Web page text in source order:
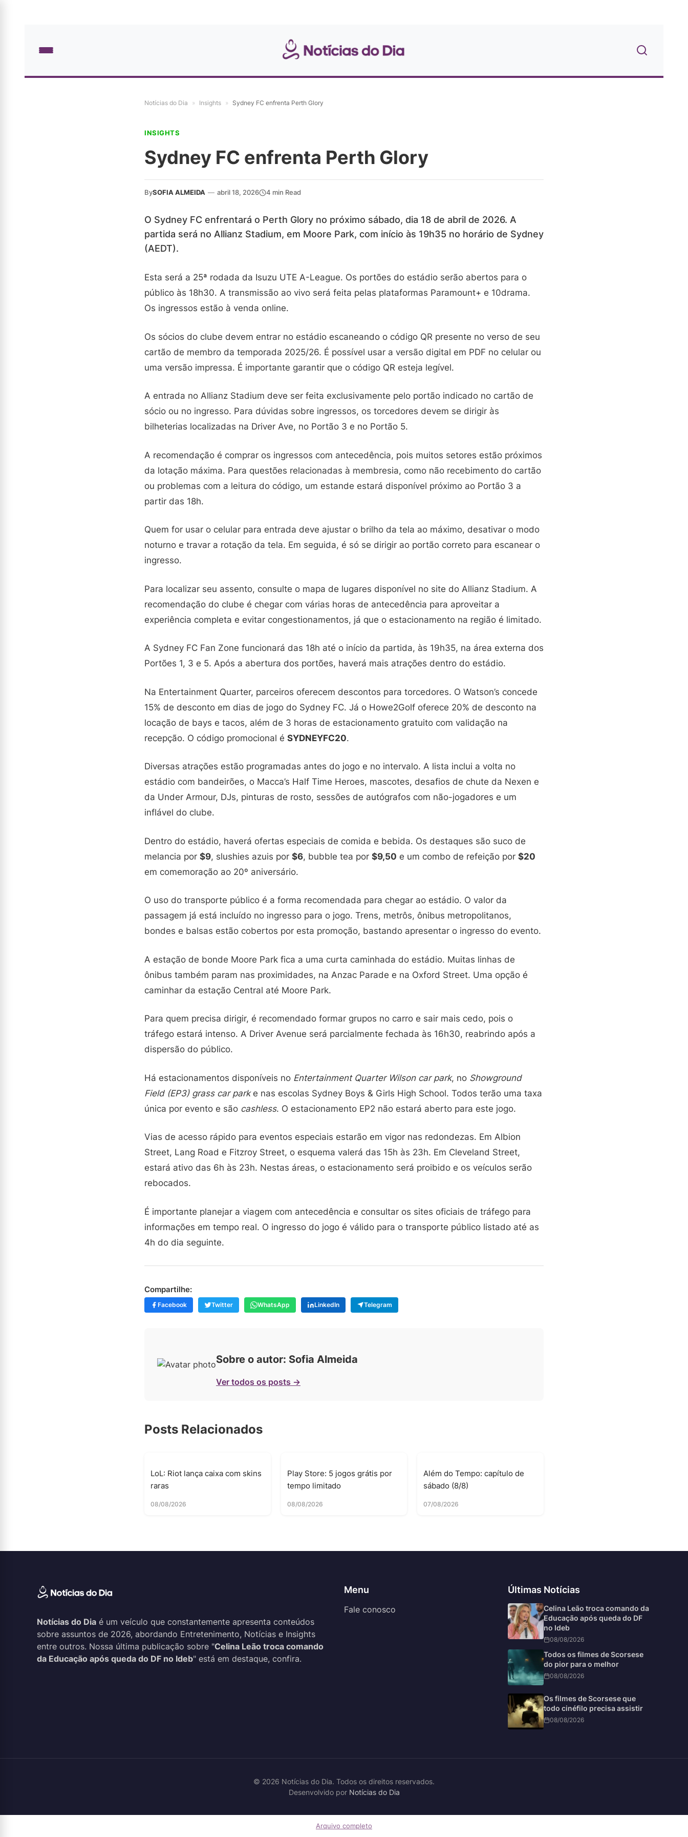
Notícias do Dia » Insights » Sydney FC enfrenta Perth Glory
INSIGHTS
Sydney FC enfrenta Perth Glory
BySOFIA ALMEIDA — abril 18, 2026 4 min Read
O Sydney FC enfrentará o Perth Glory no próximo sábado, dia 18 de abril de 2026. A
partida será no Allianz Stadium, em Moore Park, com início às 19h35 no horário de Sydney
(AEDT).
Esta será a 25ª rodada da Isuzu UTE A-League. Os portões do estádio serão abertos para o
público às 18h30. A transmissão ao vivo será feita pelas plataformas Paramount+ e 10drama.
Os ingressos estão à venda online.
Os sócios do clube devem entrar no estádio escaneando o código QR presente no verso de seu
cartão de membro da temporada 2025/26. É possível usar a versão digital em PDF no celular ou
uma versão impressa. É importante garantir que o código QR esteja legível.
A entrada no Allianz Stadium deve ser feita exclusivamente pelo portão indicado no cartão de
sócio ou no ingresso. Para dúvidas sobre ingressos, os torcedores devem se dirigir às
bilheterias localizadas na Driver Ave, no Portão 3 e no Portão 5.
A recomendação é comprar os ingressos com antecedência, pois muitos setores estão próximos
da lotação máxima. Para questões relacionadas à membresia, como não recebimento do cartão
ou problemas com a leitura do código, um estande estará disponível próximo ao Portão 3 a
partir das 18h.
Quem for usar o celular para entrada deve ajustar o brilho da tela ao máximo, desativar o modo
noturno e travar a rotação da tela. Em seguida, é só se dirigir ao portão correto para escanear o
ingresso.
Para localizar seu assento, consulte o mapa de lugares disponível no site do Allianz Stadium. A
recomendação do clube é chegar com várias horas de antecedência para aproveitar a
experiência completa e evitar congestionamentos, já que o estacionamento na região é limitado.
A Sydney FC Fan Zone funcionará das 18h até o início da partida, às 19h35, na área externa dos
Portões 1, 3 e 5. Após a abertura dos portões, haverá mais atrações dentro do estádio.
Na Entertainment Quarter, parceiros oferecem descontos para torcedores. O Watson’s concede
15% de desconto em dias de jogo do Sydney FC. Já o Howe2Golf oferece 20% de desconto na
locação de bays e tacos, além de 3 horas de estacionamento gratuito com validação na
recepção. O código promocional é SYDNEYFC20.
Diversas atrações estão programadas antes do jogo e no intervalo. A lista inclui a volta no
estádio com bandeirões, o Macca’s Half Time Heroes, mascotes, desafios de chute da Nexen e
da Under Armour, DJs, pinturas de rosto, sessões de autógrafos com não-jogadores e um
inflável do clube.
Dentro do estádio, haverá ofertas especiais de comida e bebida. Os destaques são suco de
melancia por $9, slushies azuis por $6, bubble tea por $9,50 e um combo de refeição por $20
em comemoração ao 20º aniversário.
O uso do transporte público é a forma recomendada para chegar ao estádio. O valor da
passagem já está incluído no ingresso para o jogo. Trens, metrôs, ônibus metropolitanos,
bondes e balsas estão cobertos por esta promoção, bastando apresentar o ingresso do evento.
A estação de bonde Moore Park fica a uma curta caminhada do estádio. Muitas linhas de
ônibus também param nas proximidades, na Anzac Parade e na Oxford Street. Uma opção é
caminhar da estação Central até Moore Park.
Para quem precisa dirigir, é recomendado formar grupos no carro e sair mais cedo, pois o
tráfego estará intenso. A Driver Avenue será parcialmente fechada às 16h30, reabrindo após a
dispersão do público.
Há estacionamentos disponíveis no Entertainment Quarter Wilson car park, no Showground
Field (EP3) grass car parke nas escolas Sydney Boys & Girls High School. Todos terão uma taxa
única por evento e são cashless. O estacionamento EP2 não estará aberto para este jogo.
Vias de acesso rápido para eventos especiais estarão em vigor nas redondezas. Em Albion
Street, Lang Road e Fitzroy Street, o esquema valerá das 15h às 23h. Em Cleveland Street,
estará ativo das 6h às 23h. Nestas áreas, o estacionamento será proibido e os veículos serão
rebocados.
É importante planejar a viagem com antecedência e consultar os sites oficiais de tráfego para
informações em tempo real. O ingresso do jogo é válido para o transporte público listado até as
4h do dia seguinte.
Compartilhe:
Facebook Twitter WhatsApp LinkedIn Telegram
Sobre o autor: Sofia Almeida
Ver todos os posts →
Posts Relacionados
LoL: Riot lança caixa com skins
raras
08/08/2026
Play Store: 5 jogos grátis por
tempo limitado
08/08/2026
Além do Tempo: capítulo de
sábado (8/8)
07/08/2026
Notícias do Dia é um veículo que constantemente apresenta conteúdos
sobre assuntos de 2026, abordando Entretenimento, Notícias e Insights
entre outros. Nossa última publicação sobre "Celina Leão troca comando
da Educação após queda do DF no Ideb" está em destaque, confira.
Menu
Fale conosco
Últimas Notícias
Celina Leão troca comando da
Educação após queda do DF
no Ideb
08/08/2026
Todos os filmes de Scorsese
do pior para o melhor
08/08/2026
Os filmes de Scorsese que
todo cinéfilo precisa assistir
08/08/2026
© 2026 Notícias do Dia. Todos os direitos reservados.
Desenvolvido por Notícias do Dia
Arquivo completo